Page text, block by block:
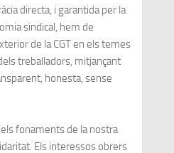
directa, i garantida per la
sindical, hem de
de la CGT en els temes
treballadors, mitjançant
honesta, sense
fonaments de la nostra
Els interessos obrers